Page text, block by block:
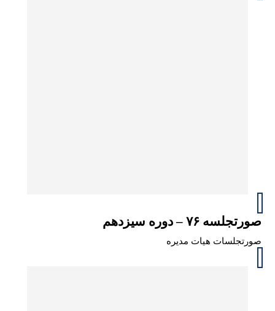
صورتجلسه ۷۶ – دوره سیزدهم
صورتجلسات هیات مدیره